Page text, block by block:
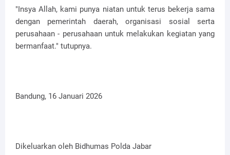
"Insya Allah, kami punya niatan untuk terus bekerja sama
dengan pemerintah daerah, organisasi sosial serta
perusahaan - perusahaan untuk melakukan kegiatan yang
bermanfaat." tutupnya.
Bandung, 16 Januari 2026
Dikeluarkan oleh Bidhumas Polda Jabar